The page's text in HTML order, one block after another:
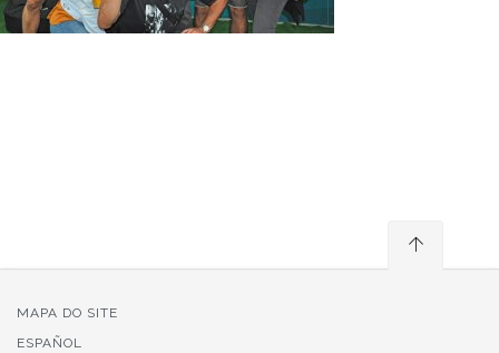
MAPA DO SITE
ESPAÑOL